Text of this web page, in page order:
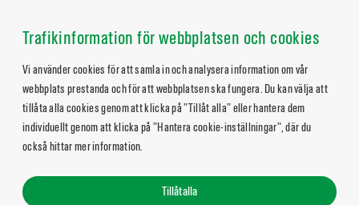
Trafikinformation för webbplatsen och cookies
Vi använder cookies för att samla in och analysera information om vår
webbplats prestanda och för att webbplatsen ska fungera. Du kan välja att
tillåta alla cookies genom att klicka på ”Tillåt alla” eller hantera dem
individuellt genom att klicka på ”Hantera cookie-inställningar”, där du
också hittar mer information.
Tillåt alla